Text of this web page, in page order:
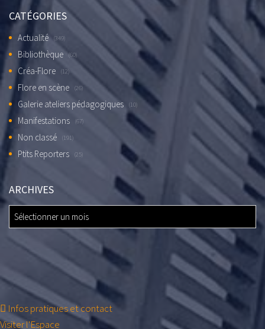
CATÉGORIES
Actualité (349)
Bibliothèque (60)
Créa-Flore (12)
Flore en scène (26)
Galerie ateliers pédagogiques (10)
Manifestations (67)
Non classé (191)
Ptits Reporters (25)
ARCHIVES
ARCHIVES
Infos pratiques et contact
Visiter l'Espace